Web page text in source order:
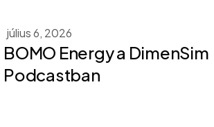
július 6, 2026
BOMO Energy a DimenSim
Podcastban